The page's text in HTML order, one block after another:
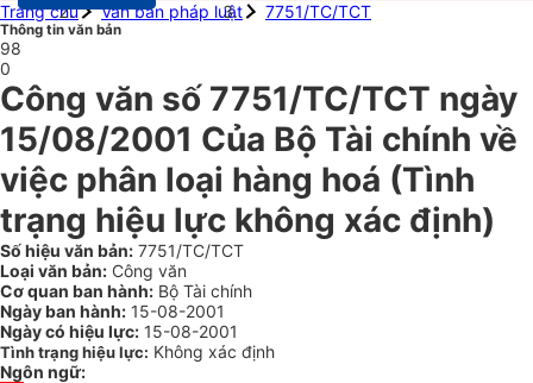
Trang chủ
Văn bản pháp luật 7751/TC/TCT
Thông tin văn bản
98
0
Công văn số 7751/TC/TCT ngày
15/08/2001 Của Bộ Tài chính về
việc phân loại hàng hoá (Tình
trạng hiệu lực không xác định)
Số hiệu văn bản: 7751/TC/TCT
Loại văn bản: Công văn
Cơ quan ban hành: Bộ Tài chính
Ngày ban hành: 15-08-2001
Ngày có hiệu lực: 15-08-2001
Tình trạng hiệu lực: Không xác định
Ngôn ngữ: